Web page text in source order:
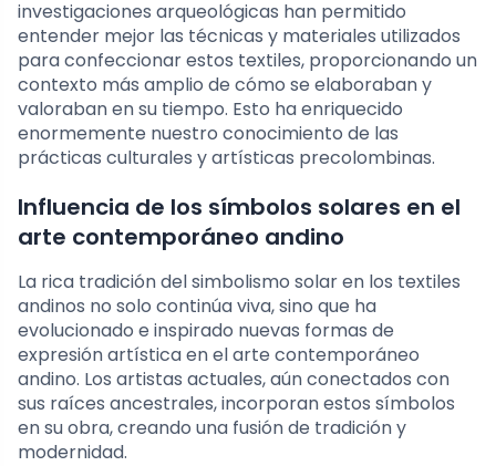
investigaciones arqueológicas han permitido
entender mejor las técnicas y materiales utilizados
para confeccionar estos textiles, proporcionando un
contexto más amplio de cómo se elaboraban y
valoraban en su tiempo. Esto ha enriquecido
enormemente nuestro conocimiento de las
prácticas culturales y artísticas precolombinas.
Influencia de los símbolos solares en el
arte contemporáneo andino
La rica tradición del simbolismo solar en los textiles
andinos no solo continúa viva, sino que ha
evolucionado e inspirado nuevas formas de
expresión artística en el arte contemporáneo
andino. Los artistas actuales, aún conectados con
sus raíces ancestrales, incorporan estos símbolos
en su obra, creando una fusión de tradición y
modernidad.